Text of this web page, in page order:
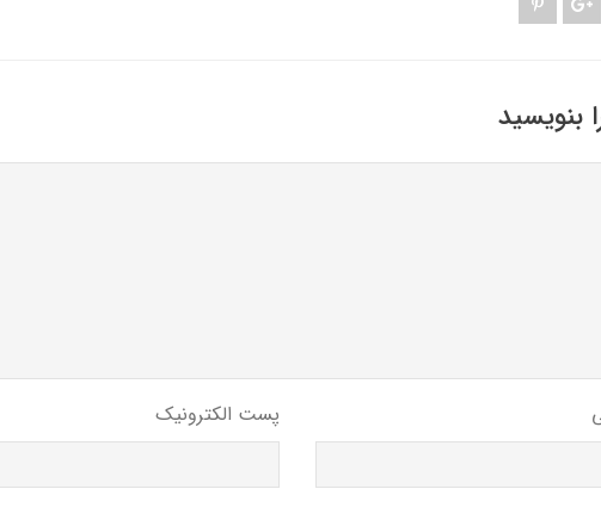
بنویسید
پست الکترونیک